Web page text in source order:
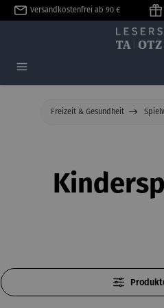
springen
Versandkostenfrei ab 90 €
Freizeit & Gesundheit